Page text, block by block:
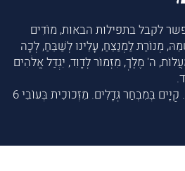
לקבל בתפילות הבאות, מוֹדִים
מְנוֹרַת לַמְנַצֵּחַ, עָלֵינוּ לְשַׁבֵּחַ, לְכָה
ה' מֶלֶךְ, מִזְמוֹר לְדָוִד, יִגְדַּל אֱלֹהִים
נִיתָּן לְהַזְמִין בְּכָל נוּסַח עֵדָה. קַיָּים בְּמִבְחַר גְּדָלִים. מִזְּכוּכִית בְּעוֹבִי 6